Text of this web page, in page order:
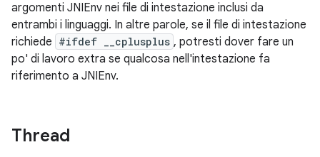
argomenti JNIEnv nei file di intestazione inclusi da
entrambi i linguaggi. In altre parole, se il file di intestazione
richiede #ifdef __cplusplus , potresti dover fare un
po' di lavoro extra se qualcosa nell'intestazione fa
riferimento a JNIEnv.
Thread